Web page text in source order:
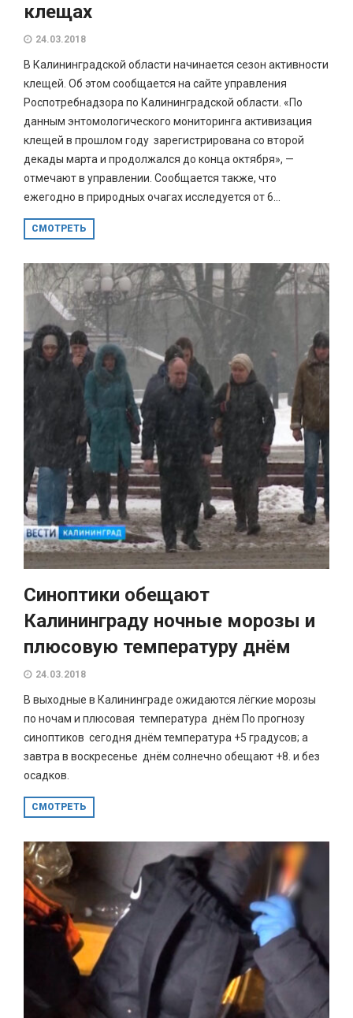
клещах
24.03.2018
В Калининградской области начинается сезон активности
клещей. Об этом сообщается на сайте управления
Роспотребнадзора по Калининградской области. «По
данным энтомологического мониторинга активизация
клещей в прошлом году зарегистрирована со второй
декады марта и продолжался до конца октября», —
отмечают в управлении. Сообщается также, что
ежегодно в природных очагах исследуется от 6...
СМОТРЕТЬ
Синоптики обещают
Калининграду ночные морозы и
плюсовую температуру днём
24.03.2018
В выходные в Калининграде ожидаются лёгкие морозы
по ночам и плюсовая температура днём По прогнозу
синоптиков сегодня днём температура +5 градусов; а
завтра в воскресенье днём солнечно обещают +8. и без
осадков.
СМОТРЕТЬ